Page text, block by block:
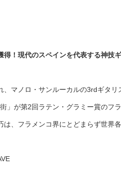
得！現代のスペインを代表する神技
マノロ・サンルーカルの3rdギタリ
」が第2回ラテン・グラミー賞のフ
は、フラメンコ界にとどまらず世界